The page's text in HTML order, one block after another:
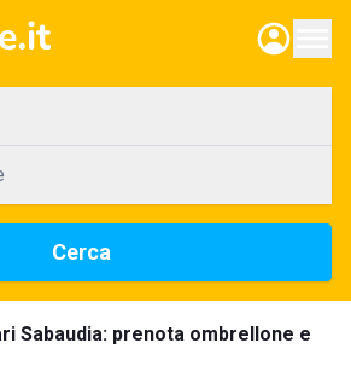
Cerca
Sabaudia: prenota ombrellone e